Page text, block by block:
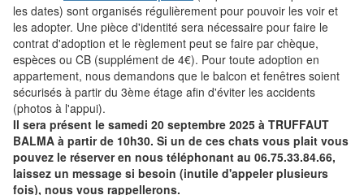
les dates) sont organisés régulièrement pour pouvoir les voir et
les adopter. Une pièce d'identité sera nécessaire pour faire le
contrat d'adoption et le règlement peut se faire par chèque,
espèces ou CB (supplément de 4€). Pour toute adoption en
appartement, nous demandons que le balcon et fenêtres soient
sécurisés à partir du 3ème étage afin d'éviter les accidents
(photos à l'appui).
Il sera présent le samedi 20 septembre 2025 à TRUFFAUT
BALMA à partir de 10h30. Si un de ces chats vous plait vous
pouvez le réserver en nous téléphonant au 06.75.33.84.66,
laissez un message si besoin (inutile d'appeler plusieurs
fois), nous vous rappellerons.